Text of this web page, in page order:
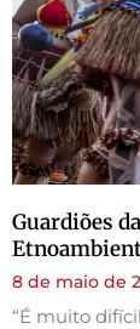
Guardiões
8 de maio de
“É muito